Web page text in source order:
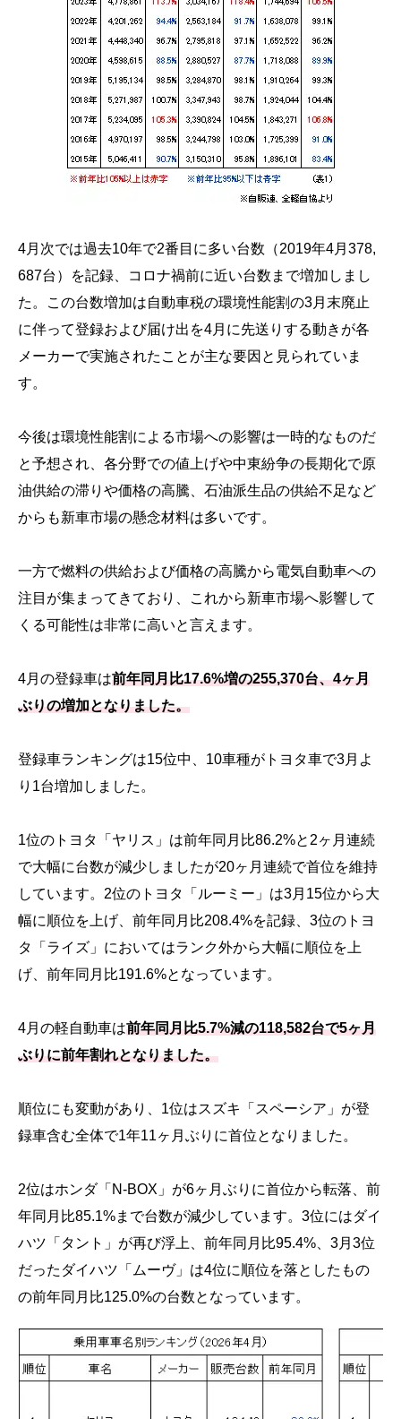
4月次では過去10年で2番目に多い台数（2019年4月378,
687台）を記録、コロナ禍前に近い台数まで増加しまし
た。この台数増加は自動車税の環境性能割の3月末廃止
に伴って登録および届け出を4月に先送りする動きが各
メーカーで実施されたことが主な要因と見られていま
す。
今後は環境性能割による市場への影響は一時的なものだ
と予想され、各分野での値上げや中東紛争の長期化で原
油供給の滞りや価格の高騰、石油派生品の供給不足など
からも新車市場の懸念材料は多いです。
一方で燃料の供給および価格の高騰から電気自動車への
注目が集まってきており、これから新車市場へ影響して
くる可能性は非常に高いと言えます。
4月の登録車は前年同月比17.6%増の255,370台、4ヶ月
ぶりの増加となりました。
登録車ランキングは15位中、10車種がトヨタ車で3月よ
り1台増加しました。
1位のトヨタ「ヤリス」は前年同月比86.2%と2ヶ月連続
で大幅に台数が減少しましたが20ヶ月連続で首位を維持
しています。2位のトヨタ「ルーミー」は3月15位から大
幅に順位を上げ、前年同月比208.4%を記録、3位のトヨ
タ「ライズ」においてはランク外から大幅に順位を上
げ、前年同月比191.6%となっています。
4月の軽自動車は前年同月比5.7%減の118,582台で5ヶ月
ぶりに前年割れとなりました。
順位にも変動があり、1位はスズキ「スペーシア」が登
録車含む全体で1年11ヶ月ぶりに首位となりました。
2位はホンダ「N-BOX」が6ヶ月ぶりに首位から転落、前
年同月比85.1%まで台数が減少しています。3位にはダイ
ハツ「タント」が再び浮上、前年同月比95.4%、3月3位
だったダイハツ「ムーヴ」は4位に順位を落としたもの
の前年同月比125.0%の台数となっています。